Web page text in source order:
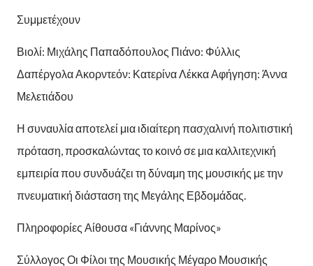
Συμμετέχουν
Βιολί: Μιχάλης Παπαδόπουλος Πιάνο: Φύλλις
Δαπέργολα Ακορντεόν: Κατερίνα Λέκκα Αφήγηση: Άννα
Μελετιάδου
Η συναυλία αποτελεί μια ιδιαίτερη πασχαλινή πολιτιστική
πρόταση, προσκαλώντας το κοινό σε μια καλλιτεχνική
εμπειρία που συνδυάζει τη δύναμη της μουσικής με την
πνευματική διάσταση της Μεγάλης Εβδομάδας.
Πληροφορίες Αίθουσα «Γιάννης Μαρίνος»
Σύλλογος Οι Φίλοι της Μουσικής Μέγαρο Μουσικής